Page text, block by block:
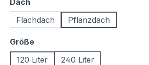
Dach
Flachdach
Pflanzdach
Größeauswählen
120 Liter
240 Liter